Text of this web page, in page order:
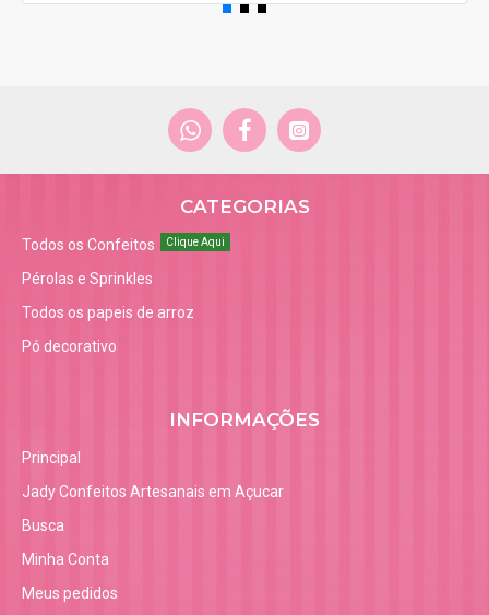
CATEGORIAS
Todos os Confeitos Clique Aqui
Pérolas e Sprinkles
Todos os papeis de arroz
Pó decorativo
INFORMAÇÕES
Principal
Jady Confeitos Artesanais em Açucar
Busca
Minha Conta
Meus pedidos